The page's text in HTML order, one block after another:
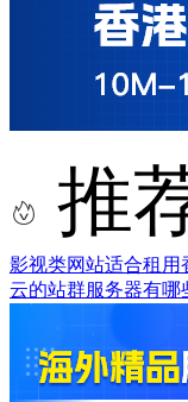
推
影视类网站适合租用
云的站群服务器有哪